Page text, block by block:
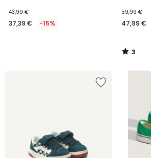
43,99 €
37,39 € -15%
59,99 €
47,99 €
3
/